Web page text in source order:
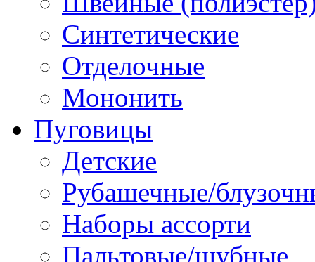
Синтетические
Отделочные
Мононить
Пуговицы
Детские
Рубашечные/
Наборы ассорти
Пальтовые/шубные